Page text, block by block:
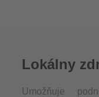
Lokálny
Umožňuje